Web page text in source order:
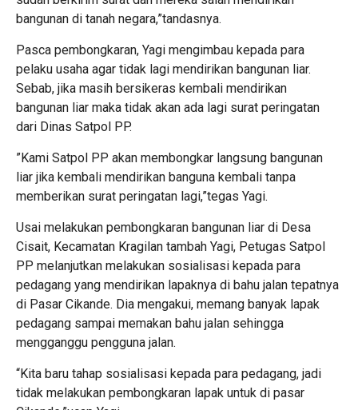
bangunan di tanah negara,”tandasnya.
Pasca pembongkaran, Yagi mengimbau kepada para
pelaku usaha agar tidak lagi mendirikan bangunan liar.
Sebab, jika masih bersikeras kembali mendirikan
bangunan liar maka tidak akan ada lagi surat peringatan
dari Dinas Satpol PP.
”Kami Satpol PP akan membongkar langsung bangunan
liar jika kembali mendirikan banguna kembali tanpa
memberikan surat peringatan lagi,”tegas Yagi.
Usai melakukan pembongkaran bangunan liar di Desa
Cisait, Kecamatan Kragilan tambah Yagi, Petugas Satpol
PP melanjutkan melakukan sosialisasi kepada para
pedagang yang mendirikan lapaknya di bahu jalan tepatnya
di Pasar Cikande. Dia mengakui, memang banyak lapak
pedagang sampai memakan bahu jalan sehingga
mengganggu pengguna jalan.
“Kita baru tahap sosialisasi kepada para pedagang, jadi
tidak melakukan pembongkaran lapak untuk di pasar